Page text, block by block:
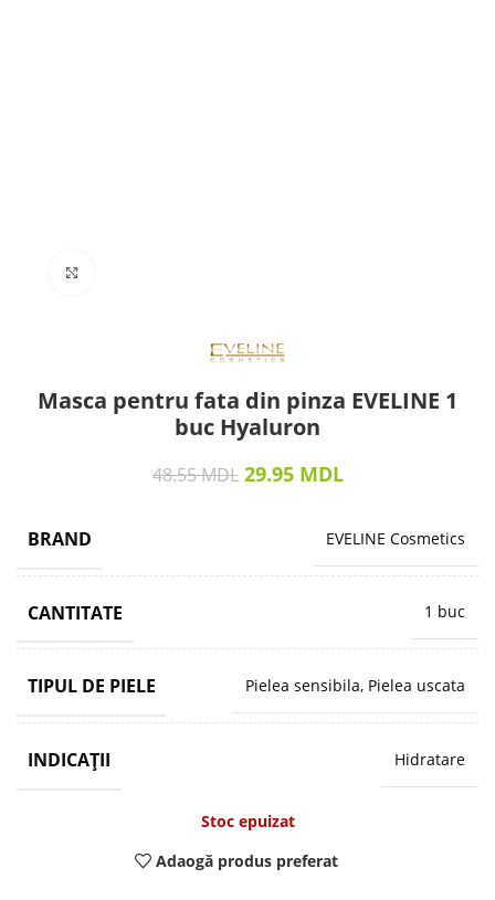
Masca pentru fata din pinza EVELINE 1
buc Hyaluron
48.55MDL 29.95 MDL
BRAND EVELINE Cosmetics
CANTITATE 1 buc
TIPUL DE PIELE Pielea sensibila, Pielea uscata
INDICAȚII Hidratare
Stoc epuizat
Adaogă produs preferat